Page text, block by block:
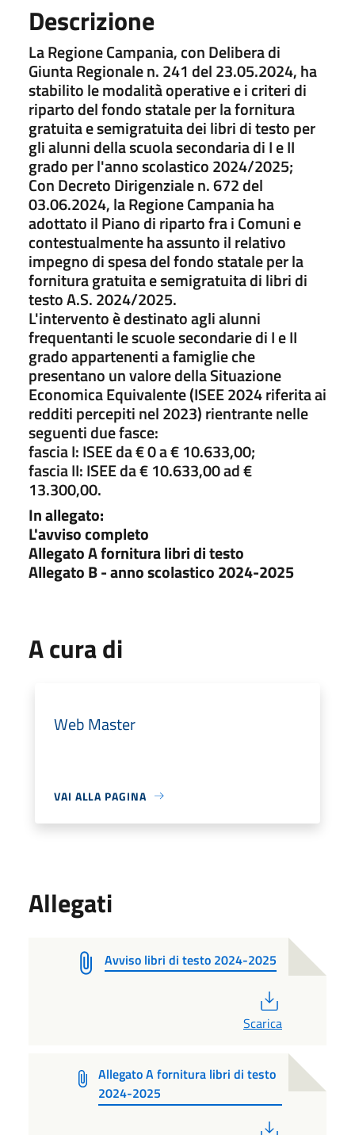
Descrizione
La Regione Campania, con Delibera di
Giunta Regionale n. 241 del 23.05.2024, ha
stabilito le modalità operative e i criteri di
riparto del fondo statale per la fornitura
gratuita e semigratuita dei libri di testo per
gli alunni della scuola secondaria di I e II
grado per l'anno scolastico 2024/2025;
Con Decreto Dirigenziale n. 672 del
03.06.2024, la Regione Campania ha
adottato il Piano di riparto fra i Comuni e
contestualmente ha assunto il relativo
impegno di spesa del fondo statale per la
fornitura gratuita e semigratuita di libri di
testo A.S. 2024/2025.
L'intervento è destinato agli alunni
frequentanti le scuole secondarie di I e II
grado appartenenti a famiglie che
presentano un valore della Situazione
Economica Equivalente (ISEE 2024 riferita ai
redditi percepiti nel 2023) rientrante nelle
seguenti due fasce:
fascia I: ISEE da € 0 a € 10.633,00;
fascia II: ISEE da € 10.633,00 ad €
13.300,00.
In allegato:
L'avviso completo
Allegato A fornitura libri di testo
Allegato B - anno scolastico 2024-2025
A cura di
Web Master
VAI ALLA PAGINA
Allegati
Avviso libri di testo 2024-2025
Scarica
Allegato A fornitura libri di testo
2024-2025